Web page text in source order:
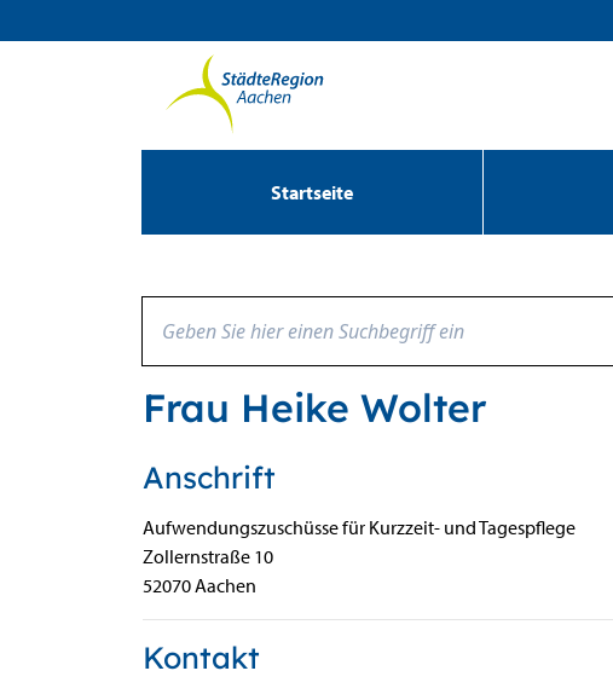
Startseite
Frau Heike Wolter
Anschrift
Aufwendungszuschüsse für Kurzzeit- und Tagespflege
Zollernstraße 10
52070Aachen
Kontakt